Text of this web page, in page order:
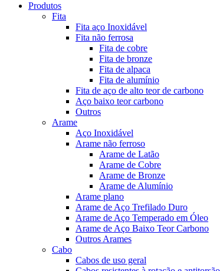
Produtos
Fita
Fita aço Inoxidável
Fita não ferrosa
Fita de cobre
Fita de bronze
Fita de alpaca
Fita de alumínio
Fita de aço de alto teor de carbono
Aço baixo teor carbono
Outros
Arame
Aço Inoxidável
Arame não ferroso
Arame de Latão
Arame de Cobre
Arame de Bronze
Arame de Alumínio
Arame plano
Arame de Aço Trefilado Duro
Arame de Aço Temperado em Óleo
Arame de Aço Baixo Teor Carbono
Outros Arames
Cabo
Cabos de uso geral